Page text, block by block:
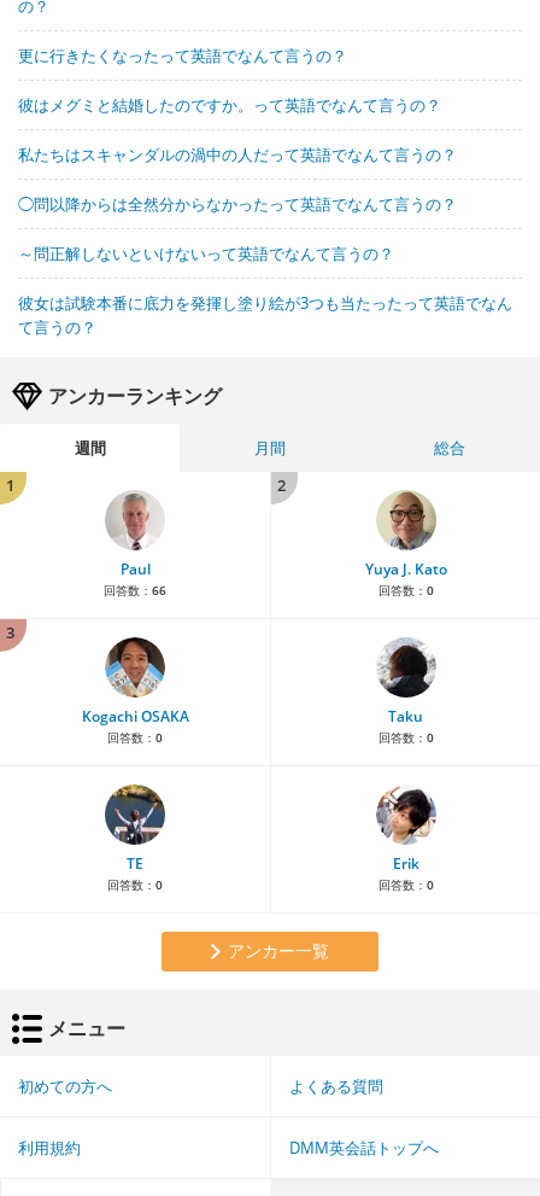
の？
更に行きたくなったって英語でなんて言うの？
彼はメグミと結婚したのですか。って英語でなんて言うの？
私たちはスキャンダルの渦中の人だって英語でなんて言うの？
◯問以降からは全然分からなかったって英語でなんて言うの？
～問正解しないといけないって英語でなんて言うの？
彼女は試験本番に底力を発揮し塗り絵が3つも当たったって英語でなん
て言うの？
アンカーランキング
週間 月間
総合
1
Paul
回答数： 66
2
Yuya J. Kato
回答数： 0
3
Kogachi OSAKA
回答数： 0
Taku
回答数： 0
TE
回答数： 0
Erik
回答数： 0
アンカー一覧
メニュー
初めての方へ よくある質問
利用規約 DMM英会話トップへ